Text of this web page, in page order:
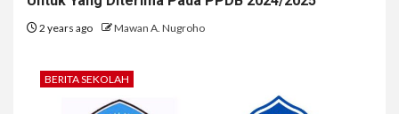
2 years ago Mawan A. Nugroho
BERITA SEKOLAH